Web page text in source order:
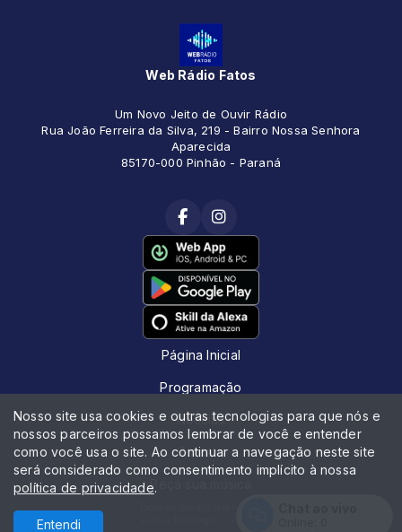
Web Rádio Fatos
Um Novo Jeito de Ouvir Rádio
Rua João Ferreira da Silva, 219 - Bairro Nossa Senhora
Aparecida
85170-000 Pinhão - Paraná
Página Inicial
Programação
Notícias
Contato
Peça sua música
Nosso site usa cookies e outras tecnologias para que nós e
nossos parceiros possamos lembrar de você e entender
como você usa o site. Ao continuar a navegação neste site
será considerado como consentimento implícito à nossa
política de privacidade.
Entendi